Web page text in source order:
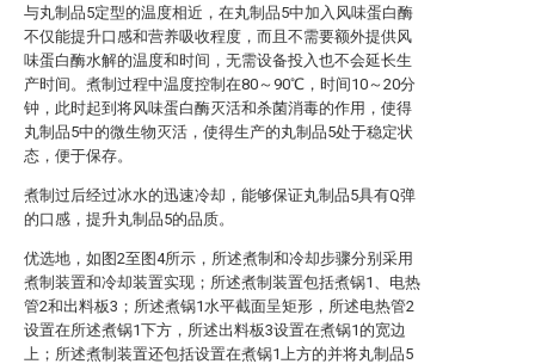
与丸制品5定型的温度相近，在丸制品5中加入风味蛋白酶
不仅能提升口感和营养吸收程度，而且不需要额外提供风
味蛋白酶水解的温度和时间，无需设备投入也不会延长生
产时间。煮制过程中温度控制在80～90℃，时间10～20分
钟，此时起到将风味蛋白酶灭活和杀菌消毒的作用，使得
丸制品5中的微生物灭活，使得生产的丸制品5处于稳定状
态，便于保存。
煮制过后经过冰水的迅速冷却，能够保证丸制品5具有Q弹
的口感，提升丸制品5的品质。
优选地，如图2至图4所示，所述煮制和冷却步骤分别采用
煮制装置和冷却装置实现；所述煮制装置包括煮锅1、电热
管2和出料板3；所述煮锅1水平截面呈矩形，所述电热管2
设置在所述煮锅1下方，所述出料板3设置在煮锅1的宽边
上；所述煮制装置还包括设置在煮锅1上方的并将丸制品5